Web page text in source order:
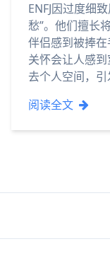
ENFJ因过度细
愁”。他们擅长
伴侣感到被捧
关怀会让人感
去个人空间，引
阅读全文